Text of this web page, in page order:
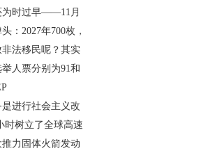
为时过早——11月
：2027年700枚，
法移民呢？其实
人票分别为91和
进行社会主义改
时树立了全球高速
力固体火箭发动